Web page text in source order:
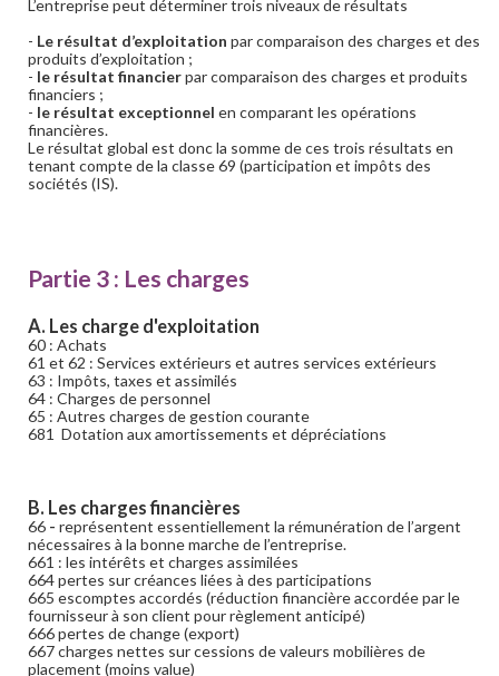
L’entreprise peut déterminer trois niveaux de résultats
- Le résultat d’exploitation par comparaison des charges et des
produits d’exploitation ;
- le résultat financierpar comparaison des charges et produits
financiers ;
- le résultat exceptionnel en comparant les opérations
financières.
Le résultat global est donc la somme de ces trois résultats en
tenant compte de la classe 69 (participation et impôts des
sociétés (IS).
Partie 3 : Les charges
A. Les charge d'exploitation
60 : Achats
61 et 62 : Services extérieurs et autres services extérieurs
63 : Impôts, taxes et assimilés
64 : Charges de personnel
65 : Autres charges de gestion courante
681 Dotation aux amortissements et dépréciations
B. Les charges financières
66 - représentent essentiellement la rémunération de l’argent
nécessaires à la bonne marche de l’entreprise.
661 : les intérêts et charges assimilées
664 pertes sur créances liées à des participations
665 escomptes accordés (réduction financière accordée par le
fournisseur à son client pour règlement anticipé)
666 pertes de change (export)
667 charges nettes sur cessions de valeurs mobilières de
placement (moins value)